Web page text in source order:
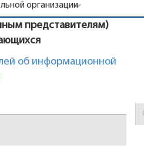
организации
представителям)
об информационной